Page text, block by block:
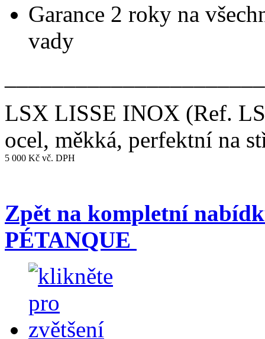
Garance 2 roky na
vady
LSX LISSE INOX (Ref.
ocel, měkká, perfektní na
5 000 Kč vč. DPH
Zpět na kompletní
PÉTANQUE